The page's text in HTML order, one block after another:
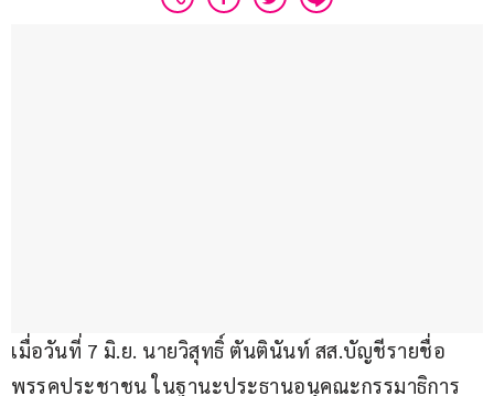
เมื่อวันที่ 7 มิ.ย. นายวิสุทธิ์ ตันตินันท์ สส.บัญชีรายชื่อ
พรรคประชาชน ในฐานะประธานอนุคณะกรรมาธิการ